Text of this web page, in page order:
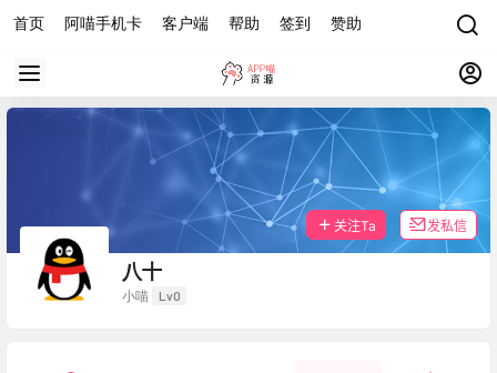
首页 阿喵手机卡 客户端 帮助 签到 赞助
八十
小喵 Lv0
关注Ta 发私信